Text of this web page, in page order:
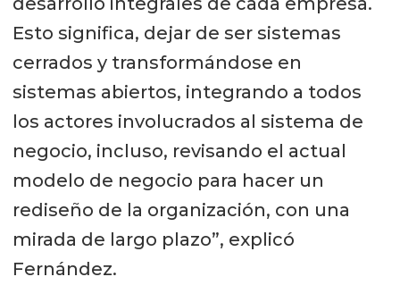
Esto significa, dejar de ser sistemas
cerrados y transformándose en
sistemas abiertos, integrando a todos
los actores involucrados al sistema de
negocio, incluso, revisando el actual
modelo de negocio para hacer un
rediseño de la organización, con una
mirada de largo plazo”, explicó
Fernández.